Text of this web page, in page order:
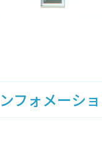
フォメーシ